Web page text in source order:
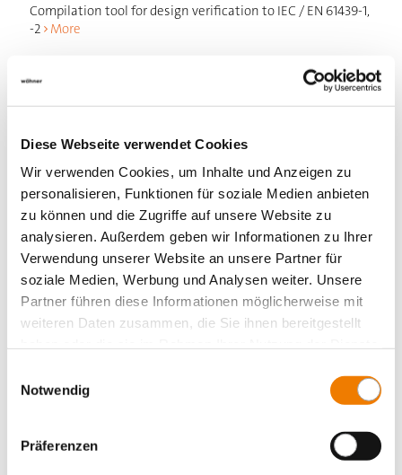
Diese Webseite verwendet Cookies
Wir verwenden Cookies, um Inhalte und Anzeigen zu
personalisieren, Funktionen für soziale Medien anbieten
zu können und die Zugriffe auf unsere Website zu
analysieren. Außerdem geben wir Informationen zu Ihrer
Verwendung unserer Website an unsere Partner für
soziale Medien, Werbung und Analysen weiter. Unsere
Partner führen diese Informationen möglicherweise mit
weiteren Daten zusammen, die Sie ihnen bereitgestellt
Notwendig
Präferenzen
Compilation tool for design verification to IEC / EN 61439-1,
-2 More
Determination of the short-circuit capacity of a busbar